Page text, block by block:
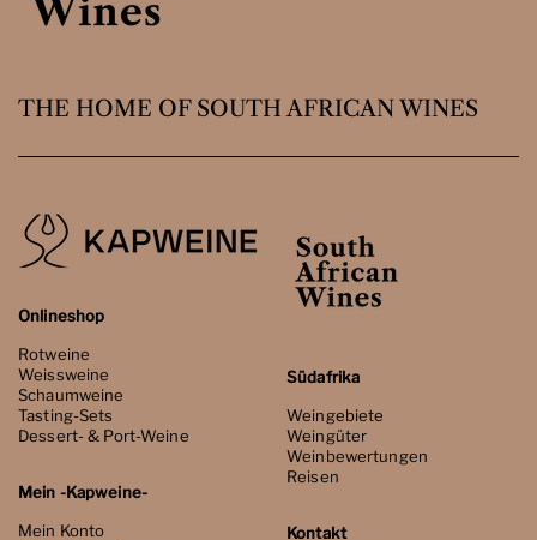
THE HOME OF SOUTH AFRICAN WINES
Onlineshop
Rotweine
Weissweine
Schaumweine
Tasting-Sets
Dessert- & Port-Weine
Mein -Kapweine-
Mein Konto
Südafrika
Weingebiete
Weingüter
Weinbewertungen
Reisen
Kontakt